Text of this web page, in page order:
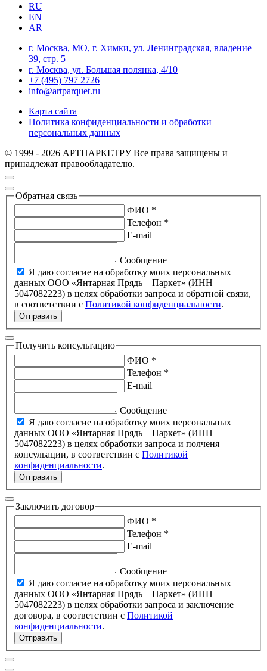
RU
EN
AR
г. Москва, МО, г. Химки, ул. Ленинградская, владение
39, стр. 5
г. Москва, ул. Большая полянка, 4/10
+7 (495) 797 2726
info@artparquet.ru
Карта сайта
Политика конфиденциальности и обработки
персональных данных
© 1999 - 2026 АРТПАРКЕТРУ Все права защищены и
принадлежат правообладателю.
Обратная связь
ФИО *
Телефон *
E-mail
Сообщение
Я даю согласие на обработку моих персональных
данных ООО «Янтарная Прядь – Паркет» (ИНН
5047082223) в целях обработки запроса и обратной связи,
в соответствии с Политикой конфиденциальности.
Отправить
Получить консультацию
ФИО *
Телефон *
E-mail
Сообщение
Я даю согласие на обработку моих персональных
данных ООО «Янтарная Прядь – Паркет» (ИНН
5047082223) в целях обработки запроса и полченя
консульации, в соответствии с Политикой
конфиденциальности.
Отправить
Заключить договор
ФИО *
Телефон *
E-mail
Сообщение
Я даю согласие на обработку моих персональных
данных ООО «Янтарная Прядь – Паркет» (ИНН
5047082223) в целях обработки запроса и заключение
договора, в соответствии с Политикой
конфиденциальности.
Отправить